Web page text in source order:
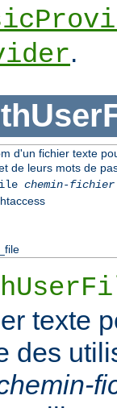
.
d'un fichier texte
de leurs mots de
chemin-fichier
texte
des